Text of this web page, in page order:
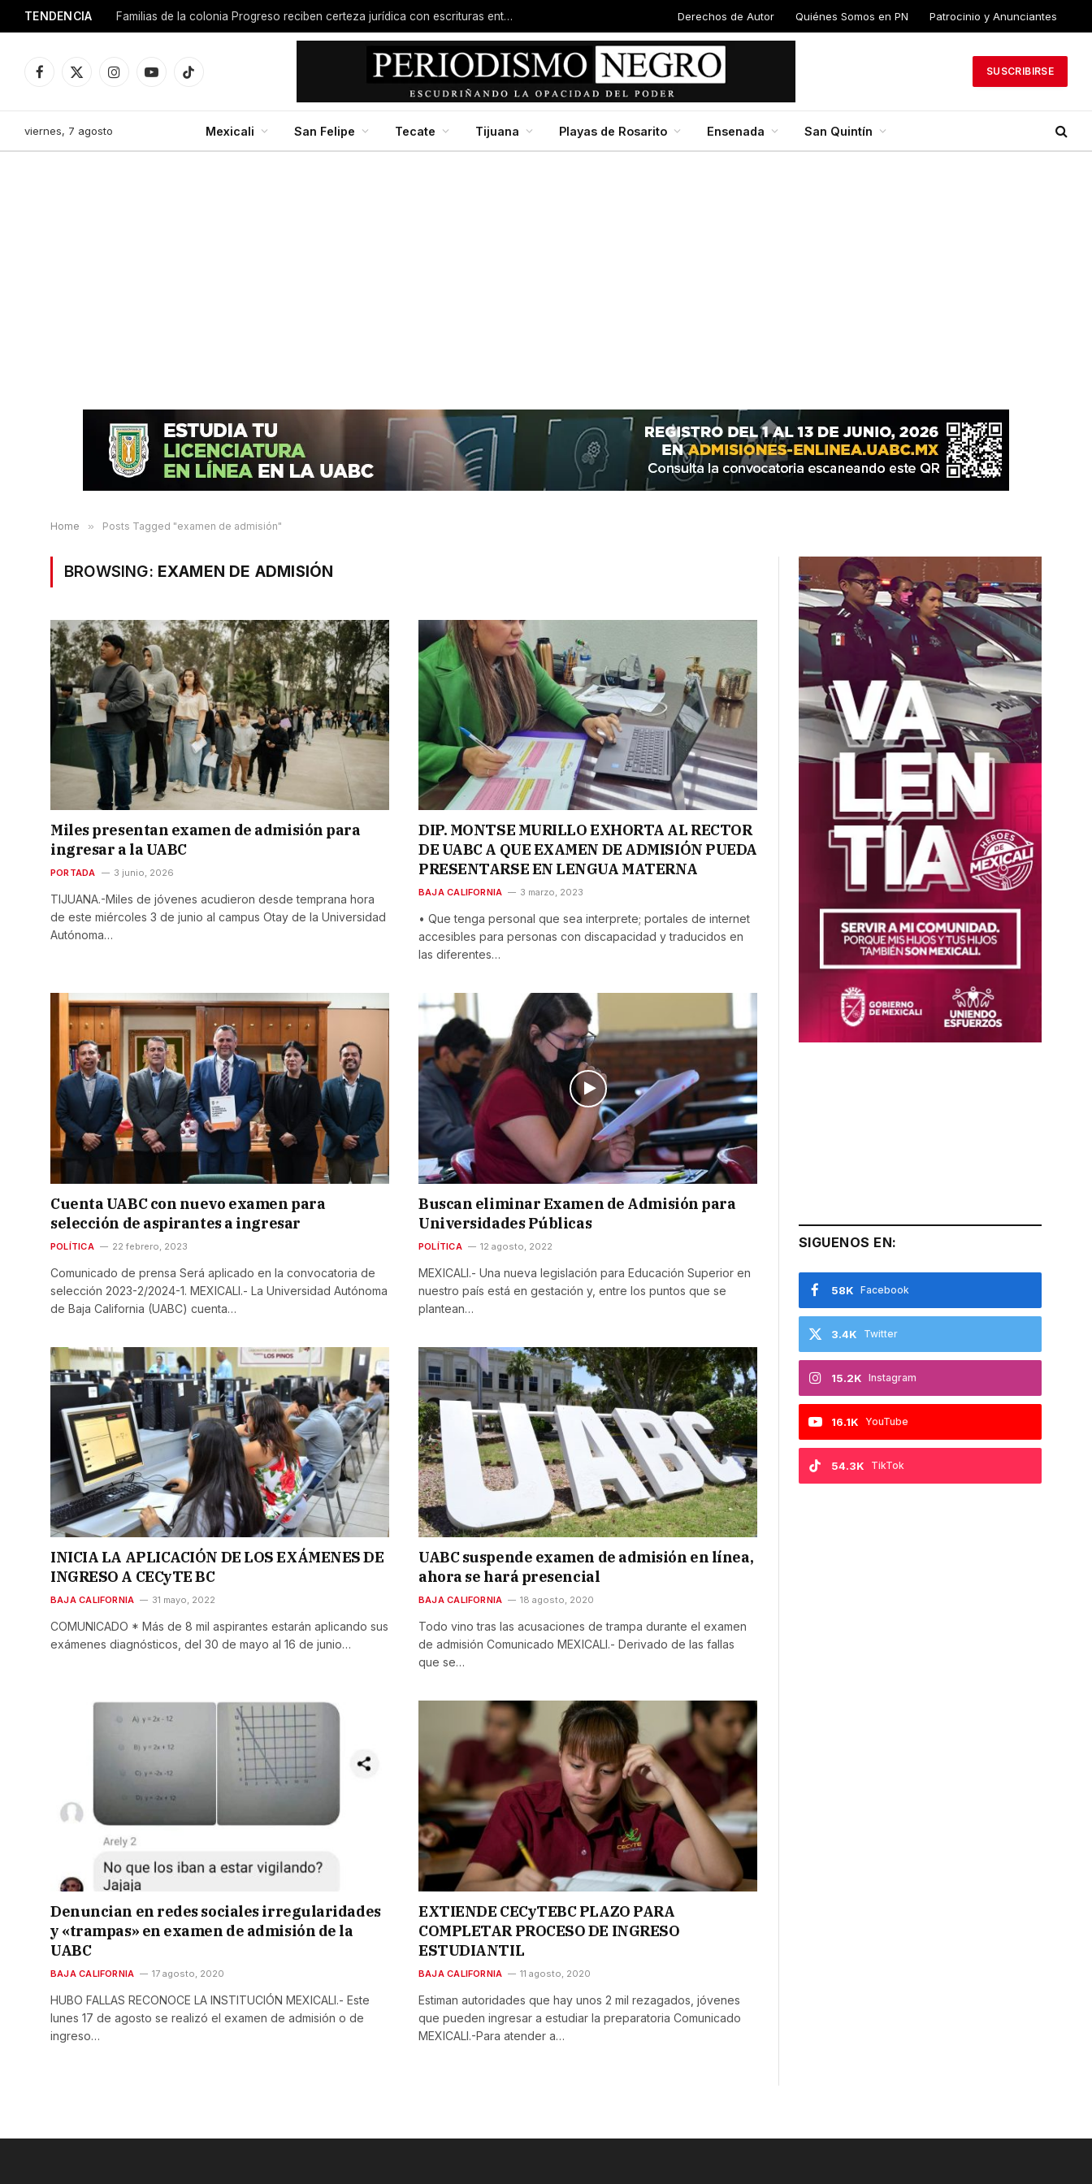
TENDENCIA Familias de la colonia Progreso reciben certeza jurídica con escrituras entregadas por Dip. Molina Derechos de Autor Quiénes Somos en PN Patrocinio y Anunciantes
Facebook
X
InstagramYouTubeTikTok
SUSCRIBIRSE
viernes, 7 agosto Mexicali San Felipe Tecate Tijuana Playas de Rosarito Ensenada San Quintín
Home » Posts Tagged "examen de admisión"
BROWSING: EXAMEN DE ADMISIÓN
Miles presentan examen de admisión para
ingresar a la UABC
PORTADA 3 junio, 2026
TIJUANA.-Miles de jóvenes acudieron desde temprana hora
de este miércoles 3 de junio al campus Otay de la Universidad
Autónoma…
DIP. MONTSE MURILLO EXHORTA AL RECTOR
DE UABC A QUE EXAMEN DE ADMISIÓN PUEDA
PRESENTARSE EN LENGUA MATERNA
BAJA CALIFORNIA 3 marzo, 2023
• Que tenga personal que sea interprete; portales de internet
accesibles para personas con discapacidad y traducidos en
las diferentes…
Cuenta UABC con nuevo examen para
selección de aspirantes a ingresar
POLÍTICA 22 febrero, 2023
Comunicado de prensa Será aplicado en la convocatoria de
selección 2023-2/2024-1. MEXICALI.- La Universidad Autónoma
de Baja California (UABC) cuenta…
Buscan eliminar Examen de Admisión para
Universidades Públicas
POLÍTICA 12 agosto, 2022
MEXICALI.- Una nueva legislación para Educación Superior en
nuestro país está en gestación y, entre los puntos que se
plantean…
INICIA LA APLICACIÓN DE LOS EXÁMENES DE
INGRESO A CECyTE BC
BAJA CALIFORNIA 31 mayo, 2022
COMUNICADO * Más de 8 mil aspirantes estarán aplicando sus
exámenes diagnósticos, del 30 de mayo al 16 de junio…
UABC suspende examen de admisión en línea,
ahora se hará presencial
BAJA CALIFORNIA 18 agosto, 2020
Todo vino tras las acusaciones de trampa durante el examen
de admisión Comunicado MEXICALI.- Derivado de las fallas
que se…
Denuncian en redes sociales irregularidades
y «trampas» en examen de admisión de la
UABC
BAJA CALIFORNIA 17 agosto, 2020
HUBO FALLAS RECONOCE LA INSTITUCIÓN MEXICALI.- Este
lunes 17 de agosto se realizó el examen de admisión o de
ingreso…
EXTIENDE CECyTEBC PLAZO PARA
COMPLETAR PROCESO DE INGRESO
ESTUDIANTIL
BAJA CALIFORNIA 11 agosto, 2020
Estiman autoridades que hay unos 2 mil rezagados, jóvenes
que pueden ingresar a estudiar la preparatoria Comunicado
MEXICALI.-Para atender a…
SIGUENOS EN:
Facebook
58K
Twitter
3.4K
Instagram
15.2K
YouTube
16.1K
TikTok
54.3K